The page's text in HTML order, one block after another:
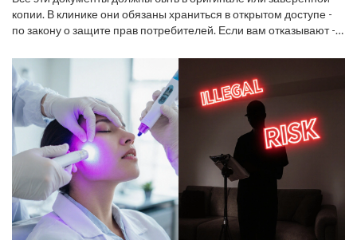
копии. В клинике они обязаны храниться в открытом доступе -
по закону о защите прав потребителей. Если вам отказывают -